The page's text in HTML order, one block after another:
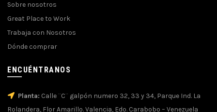
Sobre nosotros
Great Place to Work
Trabaja con Nosotros
Dónde comprar
ENCUÉNTRANOS
Planta: Calle ¨C¨ galpón numero 32, 33 y 34, Parque Ind. La
Rolandera, Flor Amarillo. Valencia, Edo. Carabobo – Venezuela